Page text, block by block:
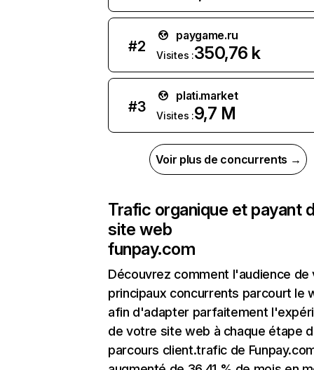
#2
paygame.ru
Visites :350,76 k
#3
plati.market
Visites :9,7 M
Voir plus de concurrents →
Trafic organique et payant
site web
funpay.com
Découvrez comment l'audience de
principaux concurrents parcourt le
afin d'adapter parfaitement
de votre site web à chaque étape
parcours client.trafic de